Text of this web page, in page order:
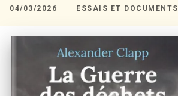
04/03/2026 ESSAIS ET DOCUMENTS